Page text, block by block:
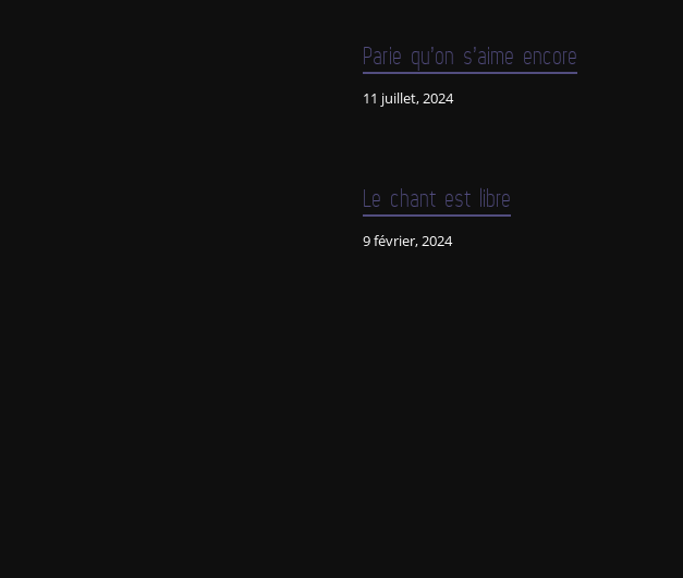
Parie qu’on s’aime encore
11 juillet, 2024
Le chant est libre
9 février, 2024